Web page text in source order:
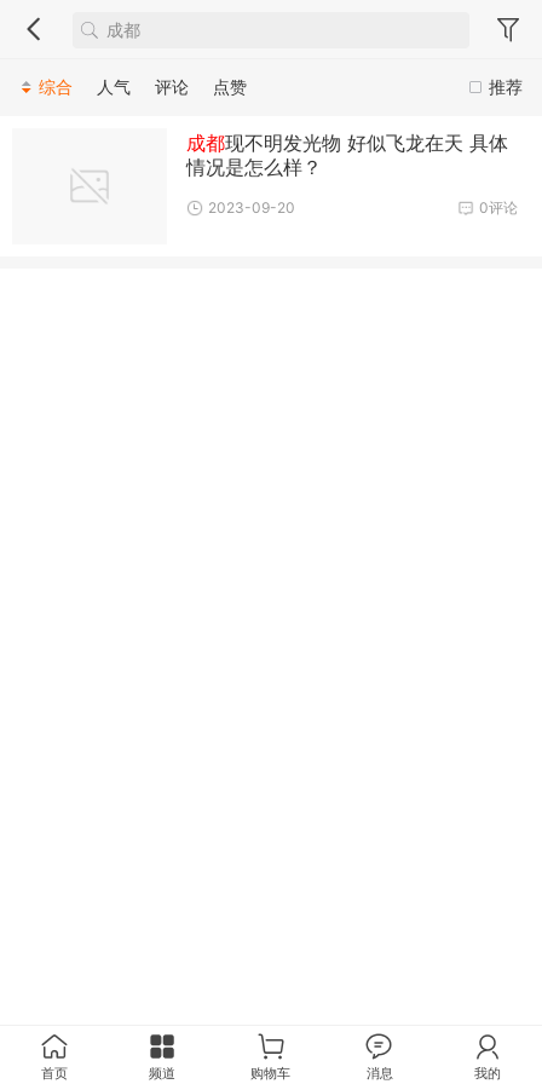
推荐
综合 人气 评论 点赞
成都现不明发光物 好似飞龙在天 具体
情况是怎么样？
0评论
2023-09-20
首页 频道 购物车 消息 我的